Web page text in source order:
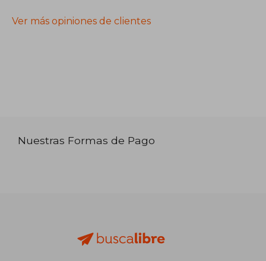
Ver más opiniones de clientes
Nuestras Formas de Pago